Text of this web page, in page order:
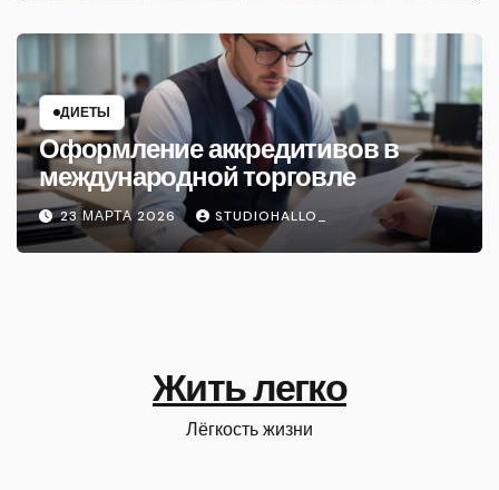
ДИЕТЫ
Оформление аккредитивов в
международной торговле
23 МАРТА 2026 STUDIOHALLO_
Жить легко
Лёгкость жизни